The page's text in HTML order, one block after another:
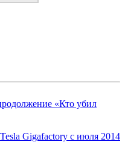
«Кто убил
Gigafactory с июля 2014